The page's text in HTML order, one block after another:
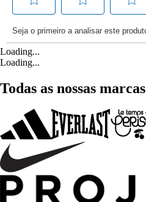
Loading...
Loading...
Todas as nossas marcas